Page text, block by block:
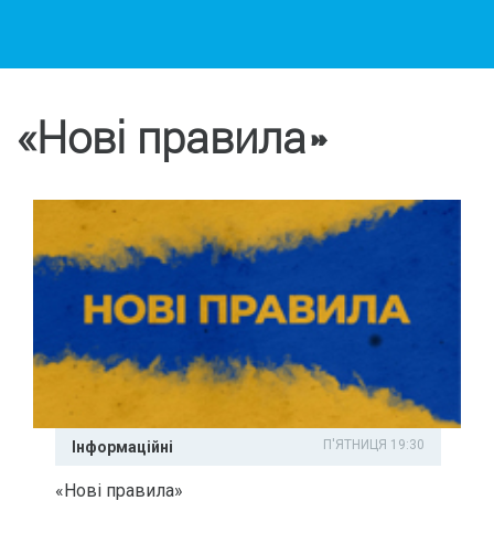
«Нові правила»
Інформаційні П'ЯТНИЦЯ 19:30
«Нові правила»